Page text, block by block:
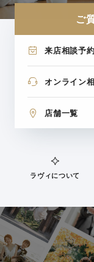
ご
来店相談予約
オンライン
店舗一覧
ラヴィについて